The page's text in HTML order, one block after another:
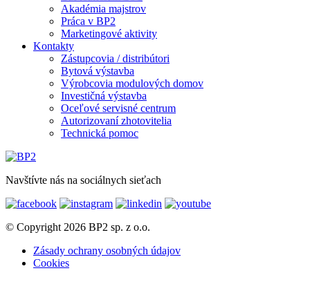
Akadémia majstrov
Práca v BP2
Marketingové aktivity
Kontakty
Zástupcovia / distribútori
Bytová výstavba
Výrobcovia modulových domov
Investičná výstavba
Oceľové servisné centrum
Autorizovaní zhotovitelia
Technická pomoc
Navštívte nás na sociálnych sieťach
© Copyright 2026 BP2 sp. z o.o.
Zásady ochrany osobných údajov
Cookies